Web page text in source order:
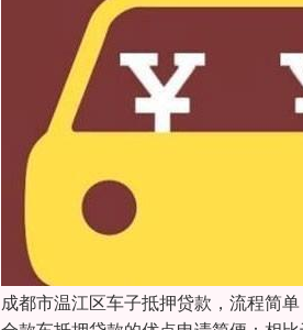
成都市温江区车子抵押贷款，流程简